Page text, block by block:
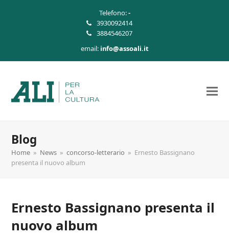
Telefono:-
3930092414
3884546207
email: info@assoali.it
Blog
Home » News » concorso-letterario » Ernesto Bassignano
presenta il nuovo album
Ernesto Bassignano presenta il
nuovo album